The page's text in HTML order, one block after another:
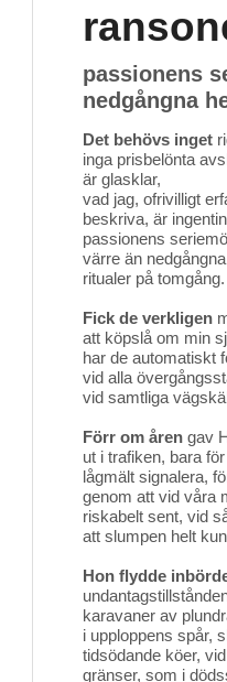
passionens
nedgångna
Det behövs inget
inga prisbelönta
är glasklar,
vad jag, ofrivilligt
beskriva, är
passionens
värre än
ritualer på tomgång.
Fick de verkligen
att köpslå om min
har de automatiskt
vid alla
vid samtliga
Förr om åren gav
ut i trafiken, bara
lågmält signalera,
genom att vid våra
riskabelt sent, vid
att slumpen helt
Hon flydde
karavaner av
i upploppens spår,
tidsödande köer,
gränser, som i